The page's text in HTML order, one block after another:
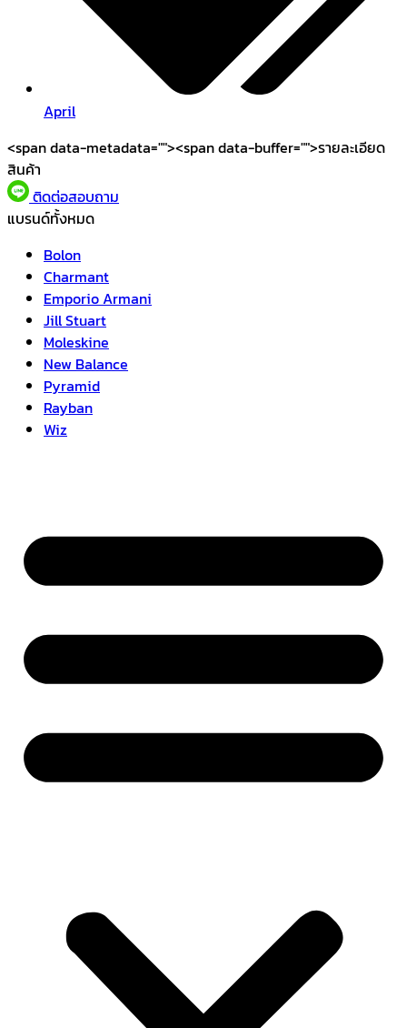
April
<span data-metadata=""><span data-buffer="">รายละเอียด
สินค้า
ติดต่อสอบถาม
แบรนด์ทั้งหมด
Bolon
Charmant
Emporio Armani
Jill Stuart
Moleskine
New Balance
Pyramid
Rayban
Wiz